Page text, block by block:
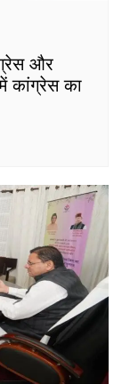
और
कांग्रेस का